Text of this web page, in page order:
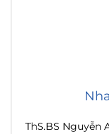
ThS.BS Nguyễn